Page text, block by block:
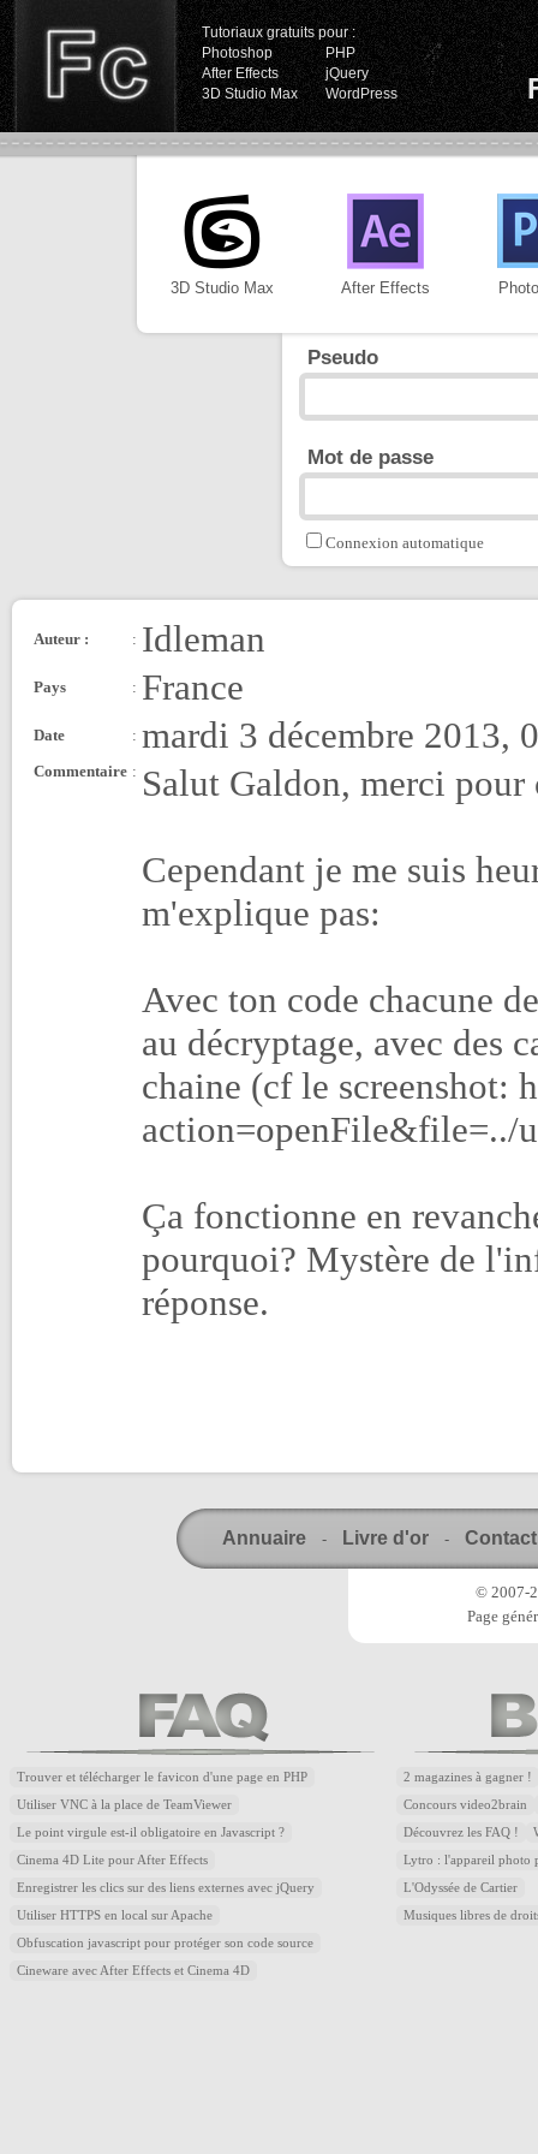
Tutoriaux gratuits pour :
Photoshop
PHP
After Effects
jQuery
3D Studio Max
WordPress
3D Studio Max After Effects
Pseudo
Mot de passe
Connexion automatique
Auteur : : Idleman
Pays : France
Date : mardi 3 décembre 2013,
Commentaire : Salut Galdon, merci
Cependant je me suis
m'explique pas:
Avec ton code chacune
au décryptage, avec des
chaine (cf le screenshot:
action=openFile&file=../
Ça fonctionne en
pourquoi? Mystère de
réponse.
Annuaire - Livre d'or - Contact
© 2007-
Page
Trouver et télécharger le favicon d'une page en PHP
Utiliser VNC à la place de TeamViewer
Le point virgule est-il obligatoire en Javascript ?
Cinema 4D Lite pour After Effects
Enregistrer les clics sur des liens externes avec jQuery
Utiliser HTTPS en local sur Apache
Obfuscation javascript pour protéger son code source
Cineware avec After Effects et Cinema 4D
2 magazines à gagner !
Concours video2brain
Découvrez les FAQ !
Lytro : l'appareil photo
L'Odyssée de Cartier
Musiques libres de